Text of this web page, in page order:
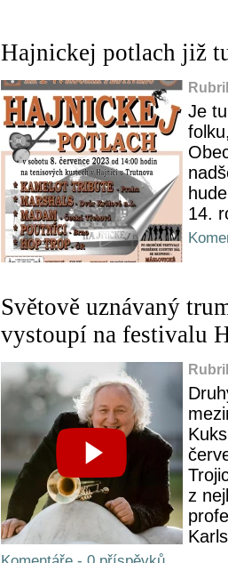
Hajnickej potlach již
Je
14.
Světově uznávaný
vystoupí na festivalu
z